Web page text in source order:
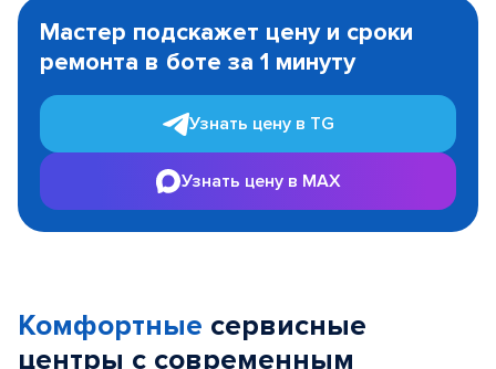
1
Мастер подскажет цену и сроки
ремонта в боте за 1 минуту
Узнать цену в TG
Узнать цену в MAX
Комфортные сервисные
центры с современным